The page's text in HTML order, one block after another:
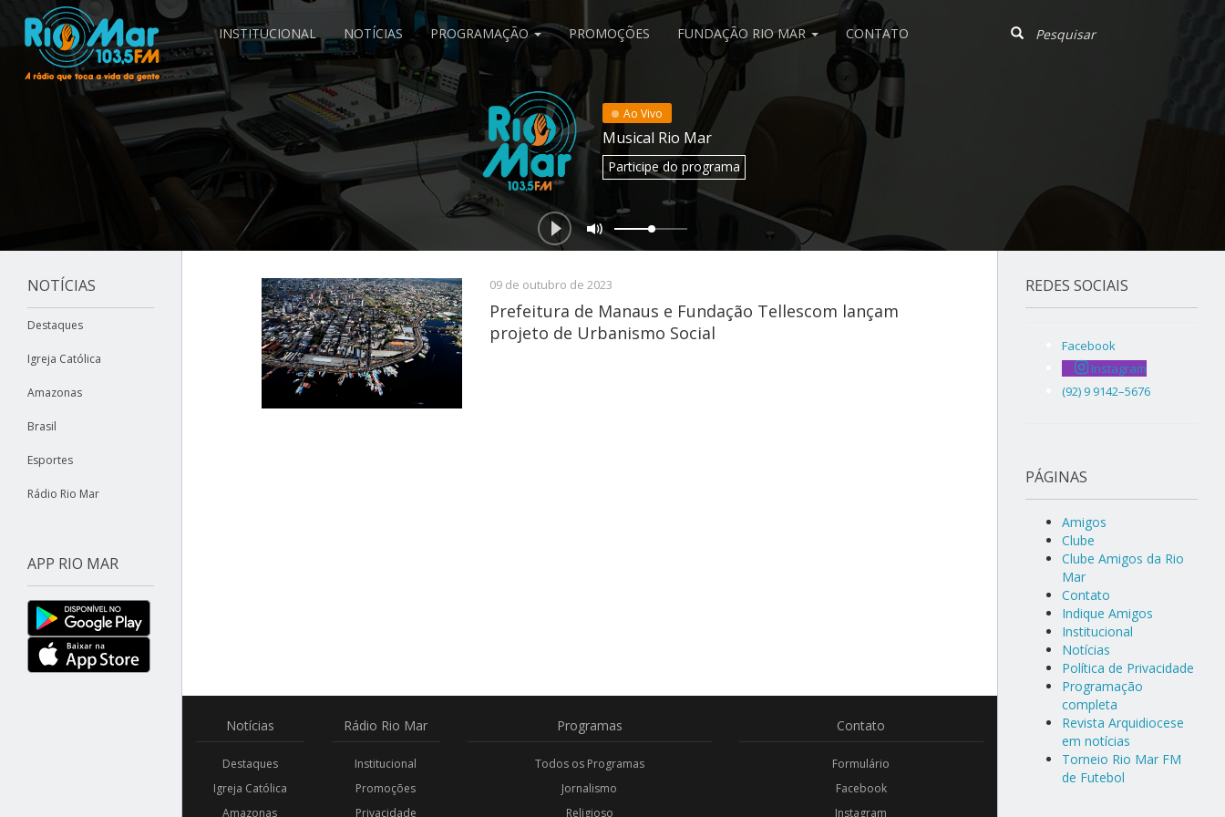
INSTITUCIONAL NOTÍCIAS PROGRAMAÇÃO PROMOÇÕES FUNDAÇÃO RIO MAR CONTATO
Ao Vivo
Musical Rio Mar
Participedo programa
NOTÍCIAS
Destaques
Igreja Católica
Amazonas
Brasil
Esportes
Rádio Rio Mar
APP RIO MAR
09 de outubro de 2023
Prefeitura de Manaus e Fundação Tellescom lançam
projeto de Urbanismo Social
Notícias
Destaques
Igreja Católica
Amazonas
Rádio Rio Mar
Institucional
Promoções
Privacidade
Programas
Todos os Programas
Jornalismo
Religioso
Contato
Formulário
Facebook
Instagram
REDES SOCIAIS
Facebook
Instagram
(92) 9 9142–5676
PÁGINAS
Amigos
Clube
Clube Amigos da Rio
Mar
Contato
Indique Amigos
Institucional
Notícias
Política de Privacidade
Programação
completa
Revista Arquidiocese
em notícias
Torneio Rio Mar FM
de Futebol